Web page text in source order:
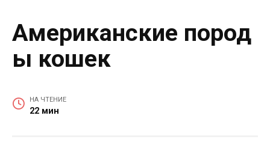
Американские пород
ы кошек
НА ЧТЕНИЕ
22 мин